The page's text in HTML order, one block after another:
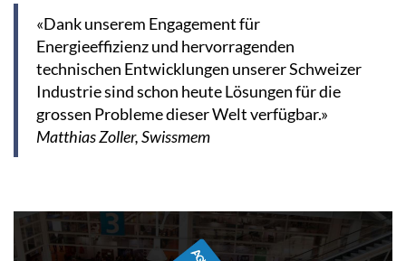
«Dank unserem Engagement für
Energieeffizienz und hervorragenden
technischen Entwicklungen unserer Schweizer
Industrie sind schon heute Lösungen für die
grossen Probleme dieser Welt verfügbar.»
Matthias Zoller, Swissmem